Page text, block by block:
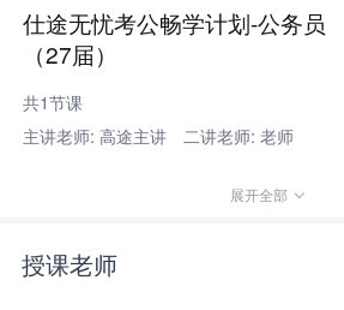
仕途无忧考公畅学计划-公务员
（27届）
共1节课
主讲老师: 高途主讲
二讲老师: 老师
展开全部
授课老师